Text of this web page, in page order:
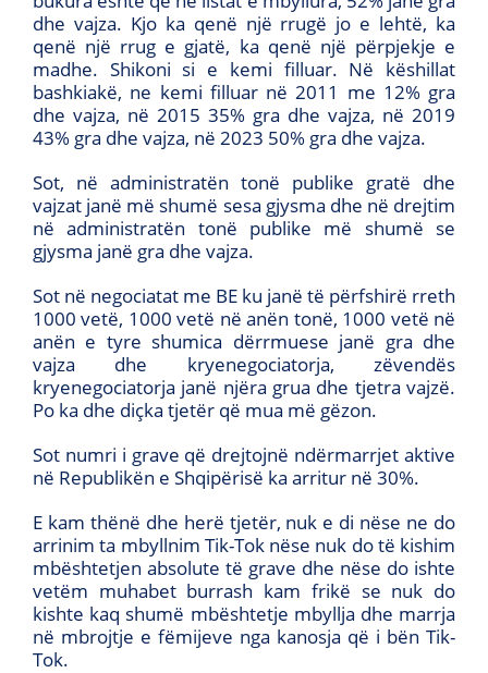
dhe vajza. Kjo ka qenë një rrugë jo e lehtë, ka
qenë një rrug e gjatë, ka qenë një përpjekje e
madhe. Shikoni si e kemi filluar. Në këshillat
bashkiakë, ne kemi filluar në 2011 me 12% gra
dhe vajza, në 2015 35% gra dhe vajza, në 2019
43% gra dhe vajza, në 2023 50% gra dhe vajza.
Sot, në administratën tonë publike gratë dhe
vajzat janë më shumë sesa gjysma dhe në drejtim
në administratën tonë publike më shumë se
gjysma janë gra dhe vajza.
Sot në negociatat me BE ku janë të përfshirë rreth
1000 vetë, 1000 vetë në anën tonë, 1000 vetë në
anën e tyre shumica dërrmuese janë gra dhe
vajza dhe kryenegociatorja, zëvendës
kryenegociatorja janë njëra grua dhe tjetra vajzë.
Po ka dhe diçka tjetër që mua më gëzon.
Sot numri i grave që drejtojnë ndërmarrjet aktive
në Republikën e Shqipërisë ka arritur në 30%.
E kam thënë dhe herë tjetër, nuk e di nëse ne do
arrinim ta mbyllnim Tik-Tok nëse nuk do të kishim
mbështetjen absolute të grave dhe nëse do ishte
vetëm muhabet burrash kam frikë se nuk do
kishte kaq shumë mbështetje mbyllja dhe marrja
në mbrojtje e fëmijeve nga kanosja që i bën Tik-
Tok.